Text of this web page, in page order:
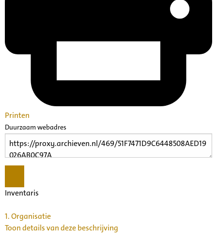
Printen
Duurzaam webadres
Inventaris
1.Organisatie
Toon details van deze beschrijving